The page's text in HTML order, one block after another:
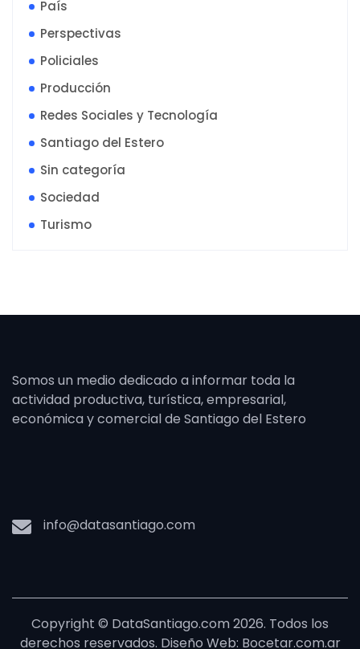
País
Perspectivas
Policiales
Producción
Redes Sociales y Tecnología
Santiago del Estero
Sin categoría
Sociedad
Turismo
Somos un medio dedicado a informar toda la
actividad productiva, turística, empresarial,
económica y comercial de Santiago del Estero
info@datasantiago.com
Copyright © DataSantiago.com 2026. Todos los
derechos reservados. Diseño Web: Bocetar.com.ar